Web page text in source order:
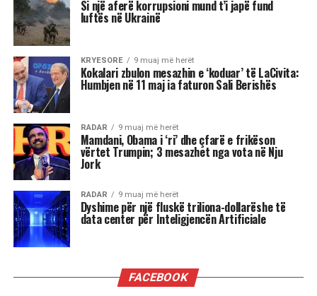
nga të tjerët.
Luani
Luanët kanë nevojë të madhe për vëmendje dhe
admirim. Kur këto nevoja nuk plotësohen,
ndjenja e xhelozisë mund të bëhet e fortë. Ata
shpesh nënvlerësojnë ata që i sfidojnë në
pozicionin e tyre, sidomos në rolin udhëheqës.
Astrologjia i këshillon Luanët të ushtrojnë më
shumë përulësi për të shmangur zilitë e
panevojshme.
Virgjëresha
nevojës së tyre për përsosmëri. Krahasimet e